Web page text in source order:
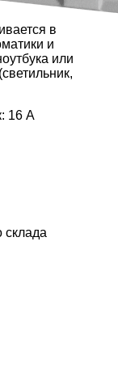
в
и
или
16 А
склада